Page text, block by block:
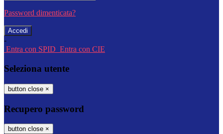
Password dimenticata?
-
Entra con SPID Entra con CIE
Seleziona utente
button close ×
Recupero password
button close ×